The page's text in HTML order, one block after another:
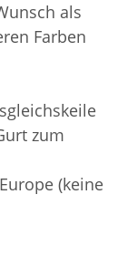
als
Farben
zum
(keine